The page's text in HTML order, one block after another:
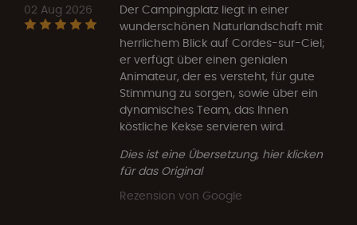
02 Aug 2026
Der Campingplatz liegt in einer
wunderschönen Naturlandschaft mit
herrlichem Blick auf Cordes-sur-Ciel;
er verfügt über einen genialen
Animateur, der es versteht, für gute
Stimmung zu sorgen, sowie über ein
dynamisches Team, das Ihnen
köstliche Kekse servieren wird.
Dies ist eine Übersetzung, hier klicken
für das Original
Rezension von Google